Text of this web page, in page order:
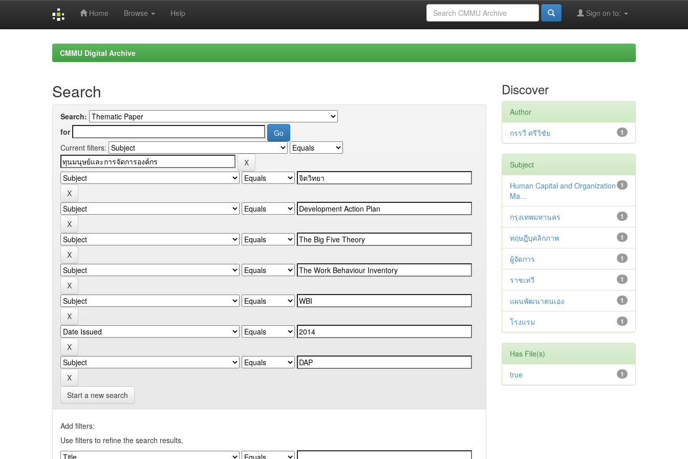
Home Browse Help Sign on to:
CMMU Digital Archive
Search
Search:
for
Current filters:
Start a new search
Add filters:
Use filters to refine the search results.
Discover
Author
1
กรรวี ศรีวิชัย
Subject
1
Human Capital and Organization
Ma...
1
กรุงเทพมหานคร
1
ทฤษฎีบุคลิกภาพ
1
ผู้จัดการ
1
ราชเทวี
1
แผนพัฒนาตนเอง
1
โรงแรม
Has File(s)
1
true